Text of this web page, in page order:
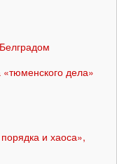
дела»
и хаоса»,